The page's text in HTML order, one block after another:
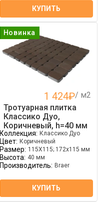
КУПИТЬ
Новинка
1 424₽/ м2
Тротуарная плитка
Классико Дуо,
Коричневый, h=40 мм
Коллекция: Классико Дуо
Цвет: Коричневый
Размер: 115Х115; 172х115 мм
Высота: 40 мм
Производитель: Braer
КУПИТЬ